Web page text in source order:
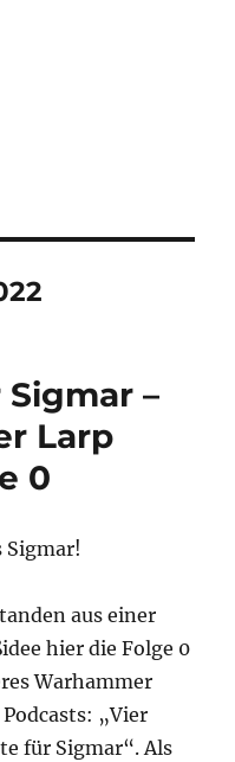
–
Larp
0
Sigmar!
aus einer
hier die Folge 0
Warhammer
„Vier
für Sigmar“. Als